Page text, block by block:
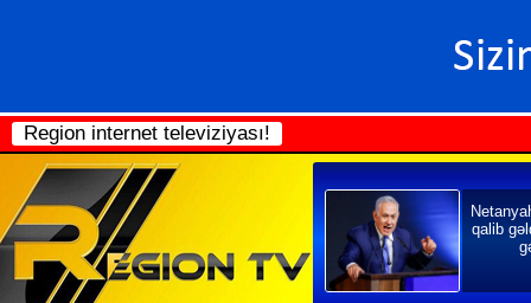
Region internet televiziyası!
qalib